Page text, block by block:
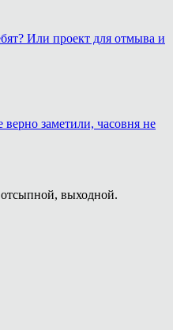
Или проект для отмыва и
заметили, часовня не
отсыпной, выходной.